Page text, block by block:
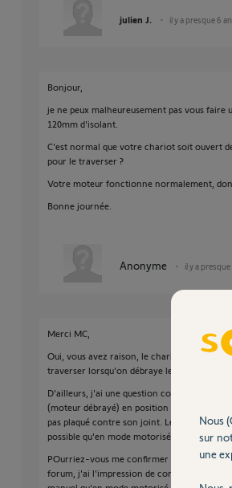
julien J. il y a presque 6
Bonjour,
je ne peux malheureusement pas vous
120mm d'isolant.
C'est normal que votre chariot soit ouvert
pour le traverser ?
Votre moteur fonctionne normalement,
Bonne journée.
Anonyme il y a presque
Merci MC,
Oui, vous avez raison, le chariot est troué
traverser lorsqu'on débraye le moteur, c'est
D'ailleurs, j'ai une question concernant le
(moteur débrayé) en position fermée, le
pas plaqué contre son joint. Le plaquage
possible qu'en mode motorisé.
POurriez-vous me confirmer que cela est
forum, j'ai l'impression de comprendre que
Nous
sur
une